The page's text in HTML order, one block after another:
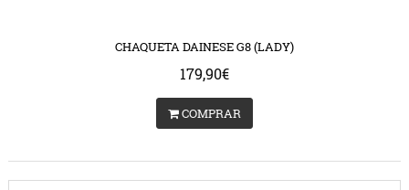
CHAQUETA DAINESE G8 (LADY)
179,90€
COMPRAR